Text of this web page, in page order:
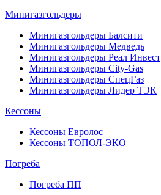
Минигазгольдеры
Минигазгольдеры Балсити
Минигазгольдеры Медведь
Минигазгольдеры Реал Инвест
Минигазгольдеры City-Gas
Минигазгольдеры СпецГаз
Минигазгольдеры Лидер ТЭК
Кессоны
Кессоны Евролос
Кессоны ТОПОЛ-ЭКО
Погребa
Погреба ПП